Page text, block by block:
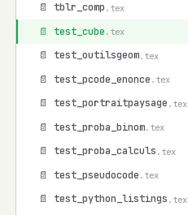
📄 tblr_comp .tex
📄 test_cube .tex
📄 test_outilsgeom.tex
📄 test_pcode_enonce .tex
📄 test_portraitpaysage .tex
📄 test_proba_binom.tex
📄 test_proba_calculs .tex
📄 test_pseudocode .tex
📄 test_python_listings .tex